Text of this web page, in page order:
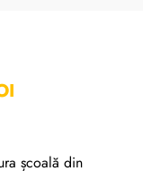
școală din